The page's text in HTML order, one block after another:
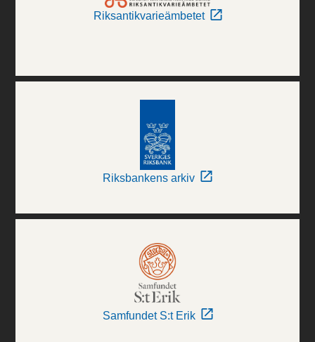
Riksantikvarieämbetet
Riksbankens arkiv
Samfundet S:t Erik